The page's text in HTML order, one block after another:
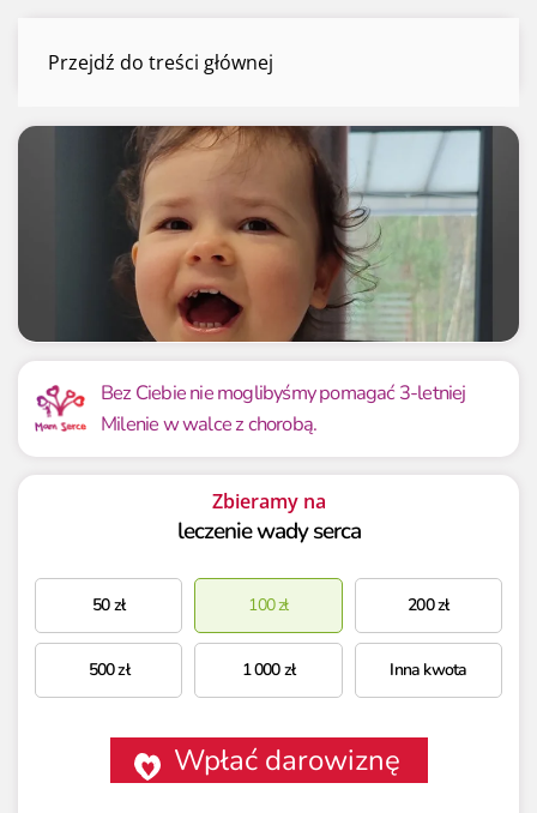
Przejdź do treści głównejMilena Świąder
Mamy już
1 640 905.57 zł
Potrzebujemy
7 200 000 zł
22.79% 22.79%
Bez Ciebie nie moglibyśmy pomagać 3-letniej
Milenie w walce z chorobą.
Zbieramy na
leczenie wady serca
50zł 100zł 200zł
500zł 1 000zł Inna kwota
Wpłać darowiznę